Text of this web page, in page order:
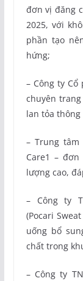
đơn vị đăng
2025, với
phần tạo
hứng;
– Công ty Cổ
chuyên
lan tỏa
– Trung tâm
Care1 –
lượng cao,
– Công ty
(Pocari
uống bổ
chất trong
– Công ty